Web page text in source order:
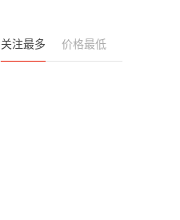
关注最多 价格最低